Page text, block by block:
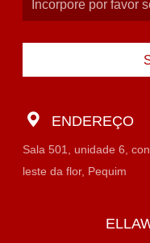
ENDEREÇO
Sala 501, unidade 6,
leste da flor, Pequim